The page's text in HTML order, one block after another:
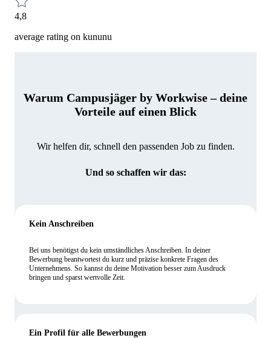
4,8
average rating on kununu
Warum Campusjäger by Workwise – deine
Vorteile auf einen Blick
Wir helfen dir, schnell den passenden Job zu finden.
Und so schaffen wir das:
Kein Anschreiben
Bei uns benötigst du kein umständliches Anschreiben. In deiner
Bewerbung beantwortest du kurz und präzise konkrete Fragen des
Unternehmens. So kannst du deine Motivation besser zum Ausdruck
bringen und sparst wertvolle Zeit.
Ein Profil für alle Bewerbungen